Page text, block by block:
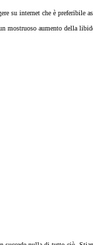
su internet che è preferibile
mostruoso aumento della